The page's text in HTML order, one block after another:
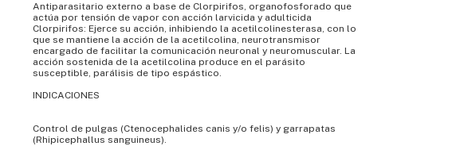
Antiparasitario externo a base de Clorpirifos, organofosforado que
actúa por tensión de vapor con acción larvicida y adulticida
Clorpirifos: Ejerce su acción, inhibiendo la acetilcolinesterasa, con lo
que se mantiene la acción de la acetilcolina, neurotransmisor
encargado de facilitar la comunicación neuronal y neuromuscular. La
acción sostenida de la acetilcolina produce en el parásito
susceptible, parálisis de tipo espástico.
INDICACIONES
Control de pulgas (Ctenocephalides canis y/o felis) y garrapatas
(Rhipicephallus sanguineus).